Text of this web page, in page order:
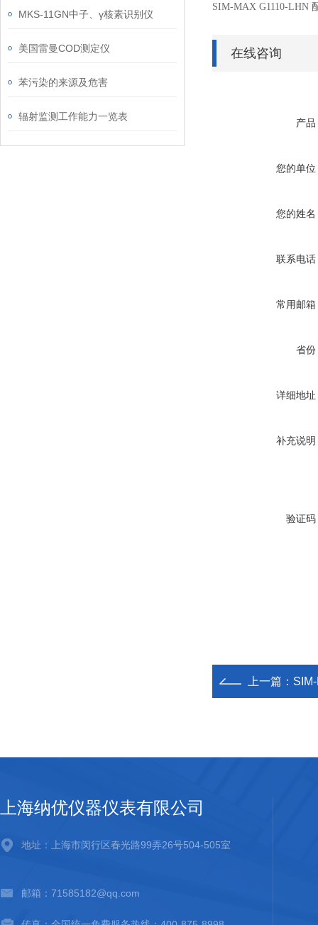
MKS-11GN中子、γ核素识别仪
美国雷曼COD测定仪
苯污染的来源及危害
辐射监测工作能力一览表
SIM-MAX G1110-LHN
在线咨询
产品
您的单位
您的姓名
联系电话
常用邮箱
省份
详细地址
补充说明
验证码
上一篇： SIM-
上海纳优仪器仪表有限公司
地址：上海市闵行区春光路99弄26号504-505室
邮箱：71585182@qq.com